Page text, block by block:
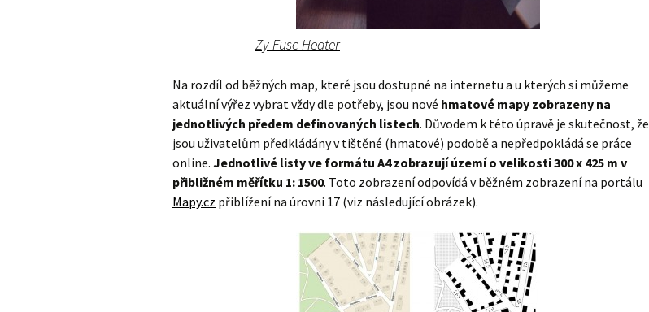
Zy Fuse Heater
Na rozdíl od běžných map, které jsou dostupné na internetu a u kterých si můžeme
aktuální výřez vybrat vždy dle potřeby, jsou nové hmatové mapy zobrazeny na
jednotlivých předem definovaných listech. Důvodem k této úpravě je skutečnost, že
jsou uživatelům předkládány v tištěné (hmatové) podobě a nepředpokládá se práce
online. Jednotlivé listy ve formátu A4 zobrazují území o velikosti 300 x 425 m v
přibližném měřítku 1: 1500. Toto zobrazení odpovídá v běžném zobrazení na portálu
Mapy.cz přiblížení na úrovni 17 (viz následující obrázek).